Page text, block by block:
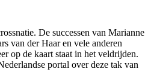
De successen van Marianne
van der Haar en vele anderen
op de kaart staat in het veldrijden.
portal over deze tak van